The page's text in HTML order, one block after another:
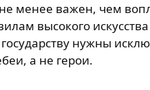
не менее важен, чем
высокого
нужны
а не герои.